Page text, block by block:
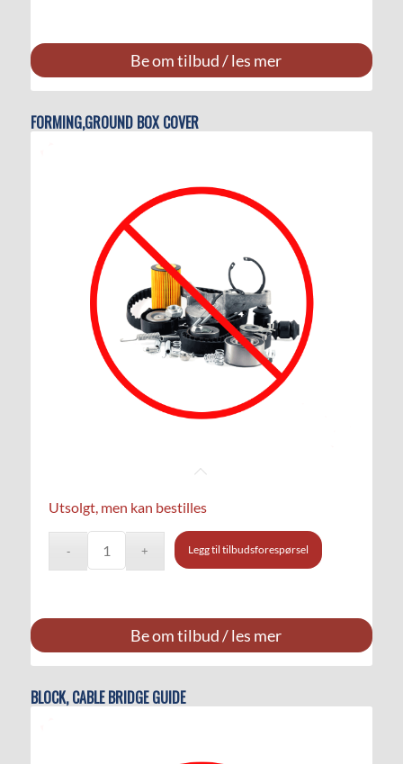
Be om tilbud / les mer
FORMING,GROUND BOX COVER
Utsolgt, men kan bestilles
Legg til tilbudsforespørsel
Be om tilbud / les mer
BLOCK, CABLE BRIDGE GUIDE